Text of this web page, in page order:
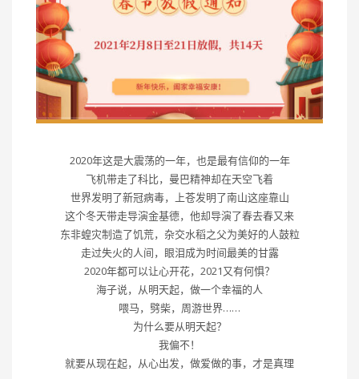
2020年这是大震荡的一年，也是最有信仰的一年
飞机带走了科比，曼巴精神却在天空飞着
世界发明了新冠病毒，上苍发明了南山这座靠山
这个冬天带走导演金基德，他却导演了春去春又来
东非蝗灾制造了饥荒，杂交水稻之父为美好的人鼓粒
走过失火的人间，眼泪成为时间最美的甘露
2020年都可以让心开花，2021又有何惧？
海子说，从明天起，做一个幸福的人
喂马，劈柴，周游世界……
为什么要从明天起？
我偏不！
就要从现在起，从心出发，做爱做的事，才是真理